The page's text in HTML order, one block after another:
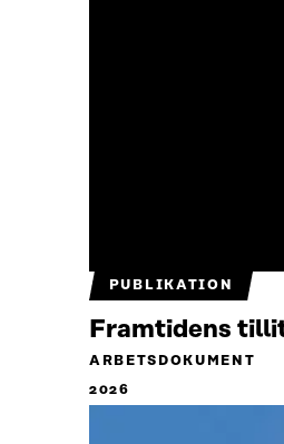
PUBLIKATION
Framtidens
ARBETSDOKUMENT
2026